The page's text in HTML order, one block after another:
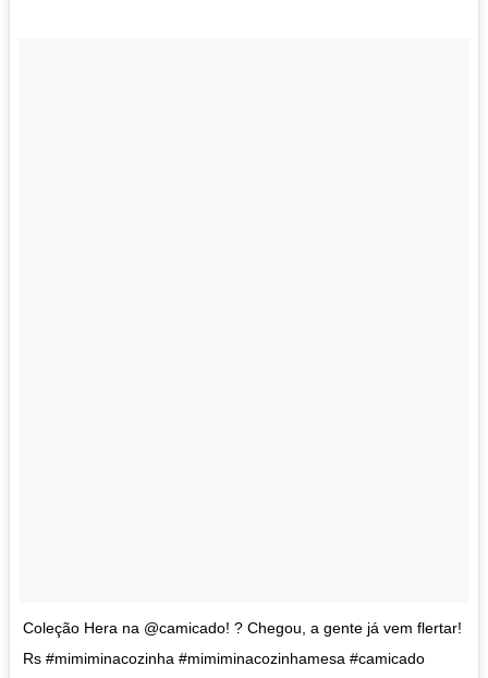
Coleção Hera na @camicado! ? Chegou, a gente já vem flertar!
Rs #mimiminacozinha #mimiminacozinhamesa #camicado